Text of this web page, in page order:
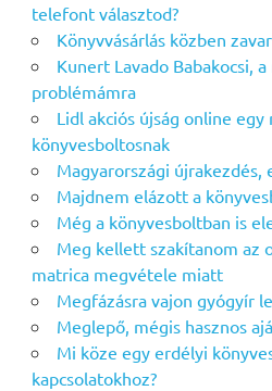
telefont választod?
Könyvvásárlás közben
Kunert Lavado Babakocsi,
problémámra
Lidl akciós újság online
könyvesboltosnak
Magyarországi
Majdnem elázott a
Még a könyvesboltban is
Meg kellett szakítanom az
matrica megvétele miatt
Megfázásra vajon gyógyír
Meglepő, mégis hasznos
Mi köze egy erdélyi
kapcsolatokhoz?